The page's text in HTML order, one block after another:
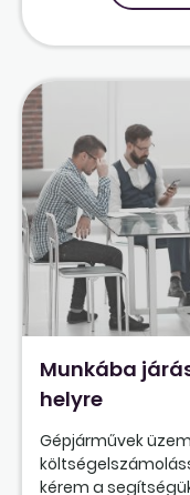
Munkába
helyre
Gépjárművek
kérem a